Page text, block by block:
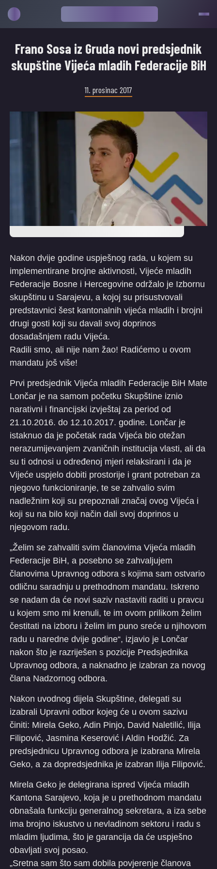
Frano Sosa iz Gruda novi predsjednik
skupštine Vijeća mladih Federacije BiH
11. prosinac 2017
Nakon dvije godine uspješnog rada, u kojem su
implementirane brojne aktivnosti, Vijeće mladih
Federacije Bosne i Hercegovine održalo je Izbornu
skupštinu u Sarajevu, a kojoj su prisustvovali
predstavnici šest kantonalnih vijeća mladih i brojni
drugi gosti koji su davali svoj doprinos
dosadašnjem radu Vijeća.
Radili smo, ali nije nam žao! Radićemo u ovom
mandatu još više!
Prvi predsjednik Vijeća mladih Federacije BiH Mate
Lončar je na samom početku Skupštine iznio
narativni i financijski izvještaj za period od
21.10.2016. do 12.10.2017. godine. Lončar je
istaknuo da je početak rada Vijeća bio otežan
nerazumijevanjem zvaničnih institucija vlasti, ali da
su ti odnosi u određenoj mjeri relaksirani i da je
Vijeće uspjelo dobiti prostorije i grant potreban za
njegovo funkcioniranje, te se zahvalio svim
nadležnim koji su prepoznali značaj ovog Vijeća i
koji su na bilo koji način dali svoj doprinos u
njegovom radu.
„Želim se zahvaliti svim članovima Vijeća mladih
Federacije BiH, a posebno se zahvaljujem
članovima Upravnog odbora s kojima sam ostvario
odličnu saradnju u prethodnom mandatu. Iskreno
se nadam da će novi saziv nastaviti raditi u pravcu
u kojem smo mi krenuli, te im ovom prilikom želim
čestitati na izboru i želim im puno sreće u njihovom
radu u naredne dvije godine“, izjavio je Lončar
nakon što je razriješen s pozicije Predsjednika
Upravnog odbora, a naknadno je izabran za novog
člana Nadzornog odbora.
Nakon uvodnog dijela Skupštine, delegati su
izabrali Upravni odbor kojeg će u ovom sazivu
činiti: Mirela Geko, Adin Pinjo, David Naletilić, Ilija
Filipović, Jasmina Keserović i Aldin Hodžić. Za
predsjednicu Upravnog odbora je izabrana Mirela
Geko, a za dopredsjednika je izabran Ilija Filipović.
Mirela Geko je delegirana ispred Vijeća mladih
Kantona Sarajevo, koja je u prethodnom mandatu
obnašala funkciju generalnog sekretara, a iza sebe
ima brojno iskustvo u nevladinom sektoru i radu s
mladim ljudima, što je garancija da će uspješno
obavljati svoj posao.
„Sretna sam što sam dobila povjerenje članova